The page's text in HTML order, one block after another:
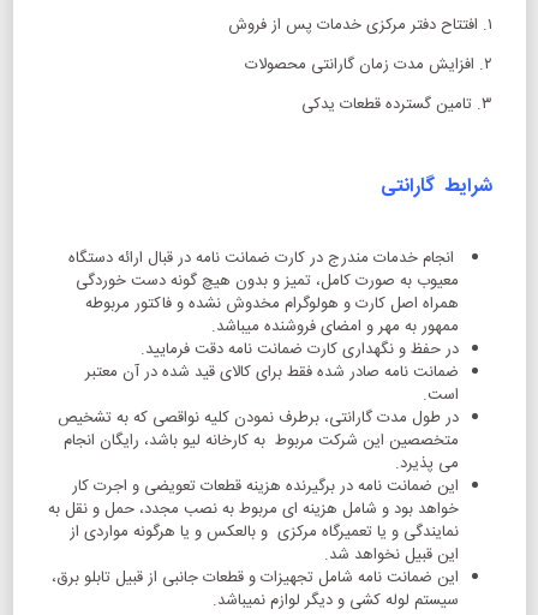
۱. افتتاح دفتر مرکزی خدمات پس از فروش
۲. افزایش مدت زمان گارانتی محصولات
۳. تامین گسترده قطعات یدکی
شرایط گارانتی
انجام خدمات مندرج در کارت ضمانت نامه در قبال ارائه دستگاه
معیوب به صورت کامل، تمیز و بدون هیچ گونه دست خوردگی
همراه اصل کارت و هولوگرام مخدوش نشده و فاکتور مربوطه
ممهور به مهر و امضای فروشنده میباشد.
در حفظ و نگهداری کارت ضمانت نامه دقت فرمایید.
ضمانت نامه صادر شده فقط برای کالای قید شده در آن معتبر
است.
در طول مدت گارانتی، برطرف نمودن کلیه نواقصی که به تشخیص
متخصصین این شرکت مربوط به کارخانه لیو باشد، رایگان انجام
می پذیرد.
این ضمانت نامه در برگیرنده هزینه قطعات تعویضی و اجرت کار
خواهد بود و شامل هزینه ای مربوط به نصب مجدد، حمل و نقل به
نمایندگی و یا تعمیرگاه مرکزی و بالعکس و یا هرگونه مواردی از
این قبیل نخواهد شد.
این ضمانت نامه شامل تجهیزات و قطعات جانبی از قبیل تابلو برق،
سیستم لوله کشی و دیگر لوازم نمیباشد.